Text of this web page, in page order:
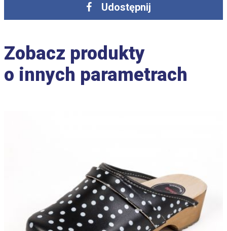
Udostępnij
Zobacz produkty
o innych parametrach